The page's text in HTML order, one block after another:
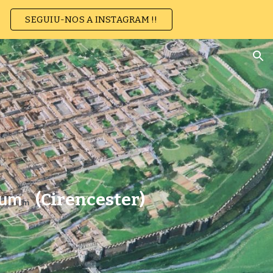
SEGUIU-NOS A INSTAGRAM !!
m(Cirencester)